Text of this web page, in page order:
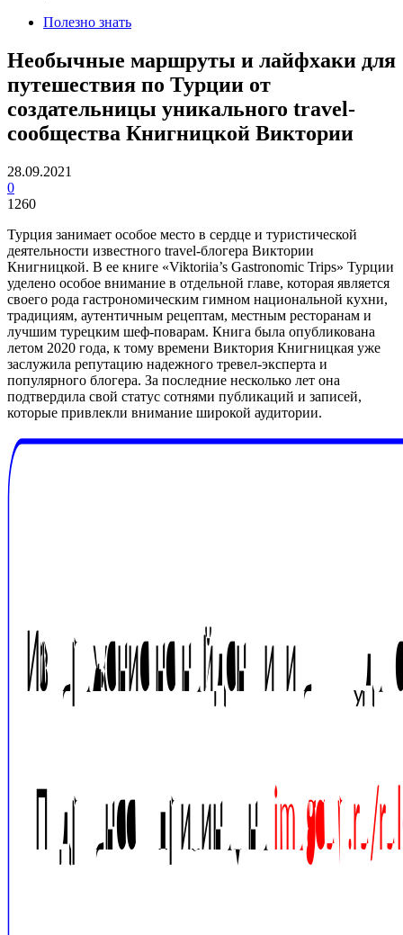
Полезно знать
Необычные маршруты и лайфхаки для
путешествия по Турции от
создательницы уникального travel-
сообщества Книгницкой Виктории
28.09.2021
0
1260
Турция занимает особое место в сердце и туристической
деятельности известного travel-блогера Виктории
Книгницкой. В ее книге «Viktoriia’s Gastronomic Trips» Турции
уделено особое внимание в отдельной главе, которая является
своего рода гастрономическим гимном национальной кухни,
традициям, аутентичным рецептам, местным ресторанам и
лучшим турецким шеф-поварам. Книга была опубликована
летом 2020 года, к тому времени Виктория Книгницкая уже
заслужила репутацию надежного тревел-эксперта и
популярного блогера. За последние несколько лет она
подтвердила свой статус сотнями публикаций и записей,
которые привлекли внимание широкой аудитории.